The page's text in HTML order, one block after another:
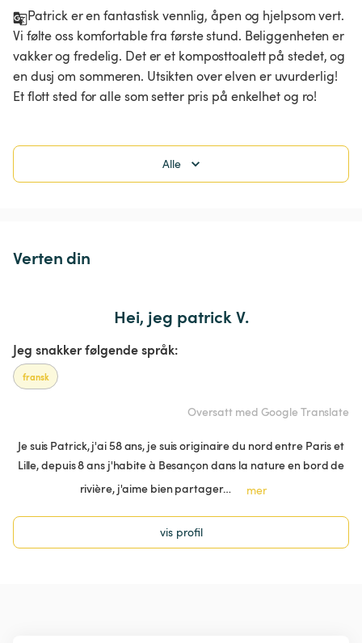
Patrick er en fantastisk vennlig, åpen og hjelpsom vert.
Vi følte oss komfortable fra første stund. Beliggenheten er
vakker og fredelig. Det er et komposttoalett på stedet, og
en dusj om sommeren. Utsikten over elven er uvurderlig!
Et flott sted for alle som setter pris på enkelhet og ro!
Alle
Verten din
Hei, jeg patrick V.
Jeg snakker følgende språk:
fransk
Oversatt med Google Translate
Je suis Patrick, j'ai 58 ans, je suis originaire du nord entre Paris et
Lille, depuis 8 ans j'habite à Besançon dans la nature en bord de
rivière, j'aime bien partager…
mer
vis profil